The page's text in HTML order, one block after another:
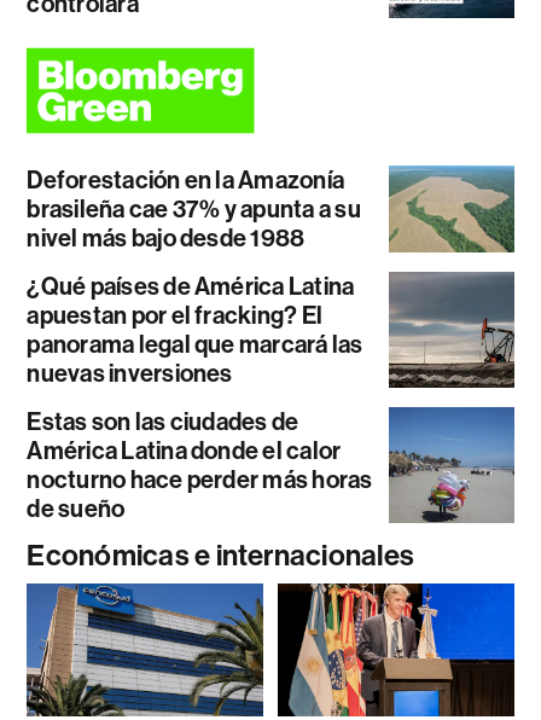
Deforestación en la Amazonía
brasileña cae 37% y apunta a su
nivel más bajo desde 1988
¿Qué países de América Latina
apuestan por el fracking? El
panorama legal que marcará las
nuevas inversiones
Estas son las ciudades de
América Latina donde el calor
nocturno hace perder más horas
de sueño
Económicas e internacionales